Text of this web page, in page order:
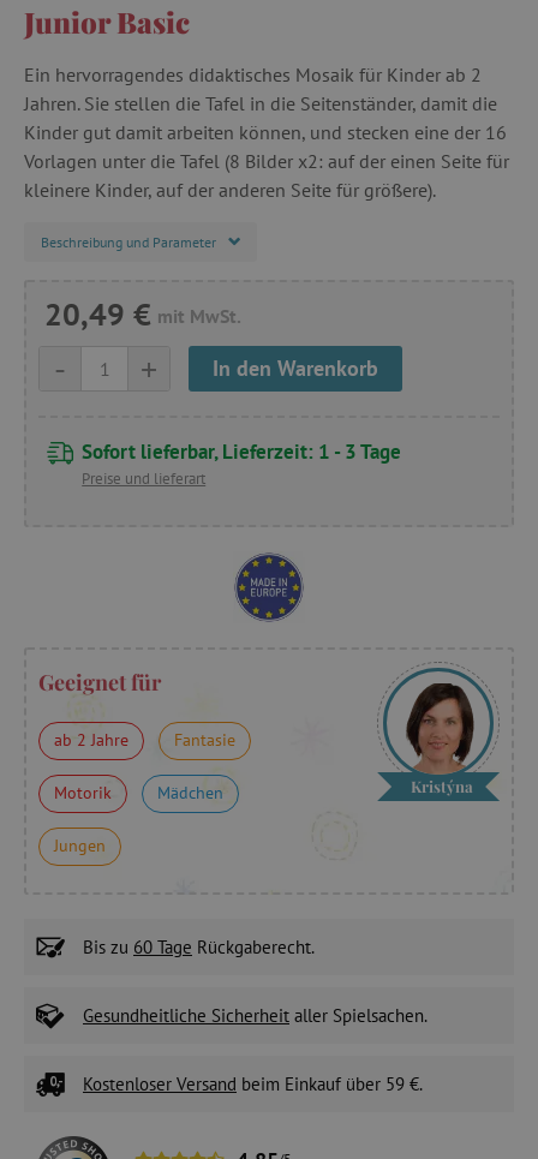
Junior Basic
Ein hervorragendes didaktisches Mosaik für Kinder ab 2
Jahren. Sie stellen die Tafel in die Seitenständer, damit die
Kinder gut damit arbeiten können, und stecken eine der 16
Vorlagen unter die Tafel (8 Bilder x2: auf der einen Seite für
kleinere Kinder, auf der anderen Seite für größere).
Beschreibung und Parameter
20,49 € mit MwSt.
+
- In den Warenkorb
Sofort lieferbar, Lieferzeit: 1 - 3 Tage
Preise und lieferart
Geeignet für
ab 2 Jahre Fantasie
Motorik Mädchen
Jungen
Kristýna
Bis zu 60 Tage Rückgaberecht.
Gesundheitliche Sicherheit aller Spielsachen.
Kostenloser Versand beim Einkauf über 59 €.